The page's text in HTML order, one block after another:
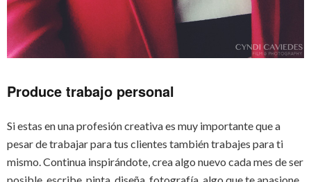
Produce trabajo personal
Si estas en una profesión creativa es muy importante que a
pesar de trabajar para tus clientes también trabajes para ti
mismo. Continua inspirándote, crea algo nuevo cada mes de ser